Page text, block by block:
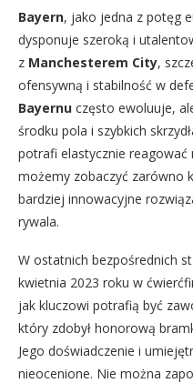
Bayern, jako jedna z potęg
dysponuje szeroką i
z Manchesterem City,
ofensywną i stabilność w
Bayernu często ewoluuje,
środku pola i szybkich
potrafi elastycznie reagować
możemy zobaczyć zarówno
bardziej innowacyjne
rywala.
W ostatnich bezpośrednich
kwietnia 2023 roku w
jak kluczowi potrafią być
który zdobył honorową
Jego doświadczenie i
nieocenione. Nie można